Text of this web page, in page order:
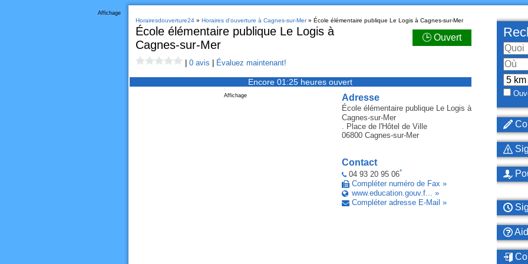
Affichage
Horairesdouverture24» Horaires d'ouverture à Cagnes-sur-Mer» École élémentaire publique Le Logis à Cagnes-sur-Mer
École élémentaire publique Le Logis à
Cagnes-sur-Mer
🕒 Ouvert
0 avis Évaluez maintenant!
Encore 01:25 heures ouvert
Adresse
École élémentaire publique Le Logis à
Cagnes-sur-Mer
. Place de l'Hôtel de Ville
06800 Cagnes-sur-Mer
Contact
04 93 20 95 06*
Compléter numéro de Fax »
www.education.gouv.f... »
Compléter adresse E-Mail »
Affichage